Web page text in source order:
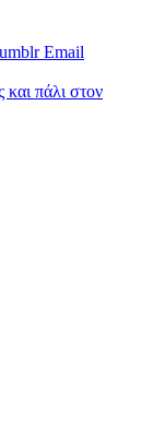
Email
πάλι στον